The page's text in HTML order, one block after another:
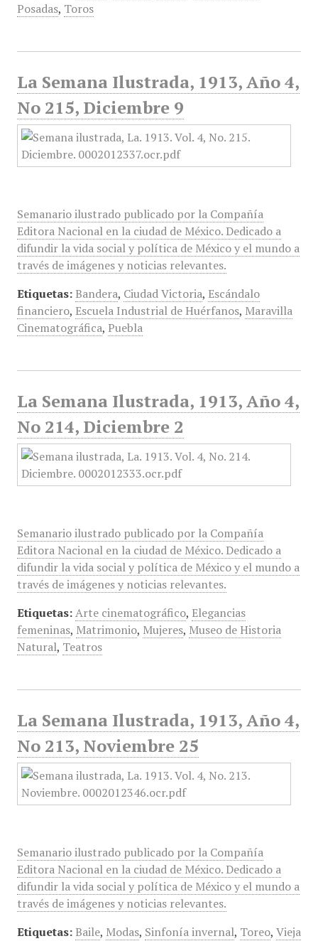
Posadas, Toros
La Semana Ilustrada, 1913, Año 4,
No 215, Diciembre 9
Semanario ilustrado publicado por la Compañía
Editora Nacional en la ciudad de México. Dedicado a
difundir la vida social y política de México y el mundo a
través de imágenes y noticias relevantes.
Etiquetas: Bandera, Ciudad Victoria, Escándalo
financiero, Escuela Industrial de Huérfanos, Maravilla
Cinematográfica, Puebla
La Semana Ilustrada, 1913, Año 4,
No 214, Diciembre 2
Semanario ilustrado publicado por la Compañía
Editora Nacional en la ciudad de México. Dedicado a
difundir la vida social y política de México y el mundo a
través de imágenes y noticias relevantes.
Etiquetas: Arte cinematográfico, Elegancias
femeninas, Matrimonio, Mujeres, Museo de Historia
Natural, Teatros
La Semana Ilustrada, 1913, Año 4,
No 213, Noviembre 25
Semanario ilustrado publicado por la Compañía
Editora Nacional en la ciudad de México. Dedicado a
difundir la vida social y política de México y el mundo a
través de imágenes y noticias relevantes.
Etiquetas: Baile, Modas, Sinfonía invernal, Toreo, Vieja